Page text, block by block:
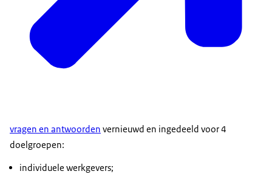
vragen en antwoorden vernieuwd en ingedeeld voor 4
doelgroepen:
individuele werkgevers;